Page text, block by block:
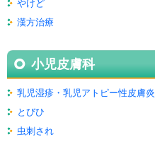
やけど
漢方治療
小児皮膚科
乳児湿疹・乳児アトピー性皮膚炎
とびひ
虫刺され